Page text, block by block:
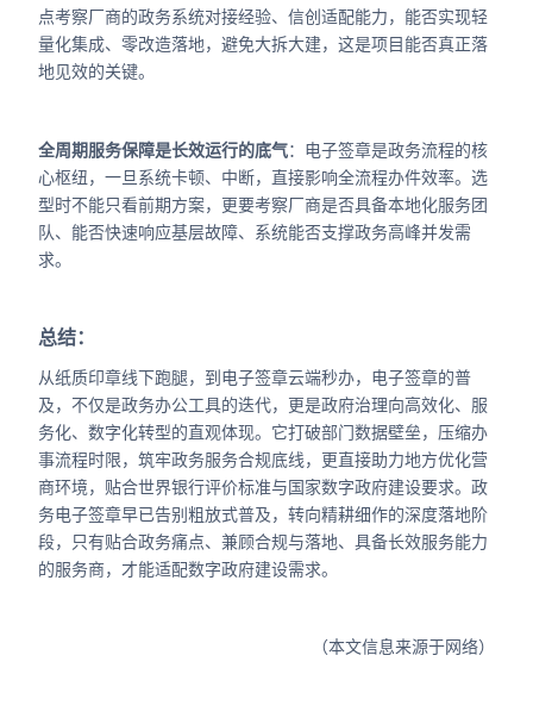
点考察厂商的政务系统对接经验、信创适配能力，能否实现轻
量化集成、零改造落地，避免大拆大建，这是项目能否真正落
地见效的关键。
全周期服务保障是长效运行的底气：电子签章是政务流程的核
心枢纽，一旦系统卡顿、中断，直接影响全流程办件效率。选
型时不能只看前期方案，更要考察厂商是否具备本地化服务团
队、能否快速响应基层故障、系统能否支撑政务高峰并发需
求。
总结：
从纸质印章线下跑腿，到电子签章云端秒办，电子签章的普
及，不仅是政务办公工具的迭代，更是政府治理向高效化、服
务化、数字化转型的直观体现。它打破部门数据壁垒，压缩办
事流程时限，筑牢政务服务合规底线，更直接助力地方优化营
商环境，贴合世界银行评价标准与国家数字政府建设要求。 政
务电子签章早已告别粗放式普及，转向精耕细作的深度落地阶
段，只有贴合政务痛点、兼顾合规与落地、具备长效服务能力
的服务商，才能适配数字政府建设需求。
（本文信息来源于网络）